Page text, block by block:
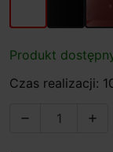
Produkt
Czas realizacji:
 